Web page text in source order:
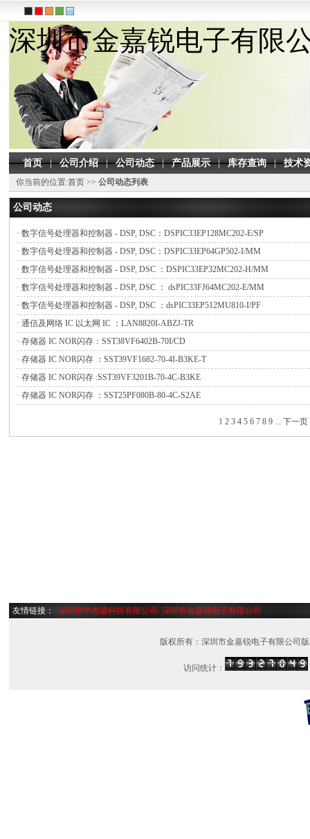
深圳市金嘉锐电子有限
首页|公司介绍|公司动态|产品展示|库存查询|技术
你当前的位置:首页>> 公司动态列表
公司动态
· 数字信号处理器和控制器 - DSP, DSC：DSPIC33EP128MC202-E/SP
· 数字信号处理器和控制器 - DSP, DSC：DSPIC33EP64GP502-I/MM
· 数字信号处理器和控制器 - DSP, DSC ：DSPIC33EP32MC202-H/MM
· 数字信号处理器和控制器 - DSP, DSC ： dsPIC33FJ64MC202-E/MM
· 数字信号处理器和控制器 - DSP, DSC ：dsPIC33EP512MU810-I/PF
· 通信及网络 IC 以太网 IC ：LAN8820I-ABZJ-TR
· 存储器 IC NOR闪存：SST38VF6402B-70I/CD
· 存储器 IC NOR闪存 ：SST39VF1682-70-4I-B3KE-T
· 存储器 IC NOR闪存 :SST39VF3201B-70-4C-B3KE
· 存储器 IC NOR闪存 ：SST25PF080B-80-4C-S2AE
1 2 3 4 5 6 7 8 9 ... 下一页
友情链接： 深圳市中杰盛科技有限公司 深圳市金嘉锐电子有限公司
版权所有：深圳市金嘉锐电子有限公司
访问统计：